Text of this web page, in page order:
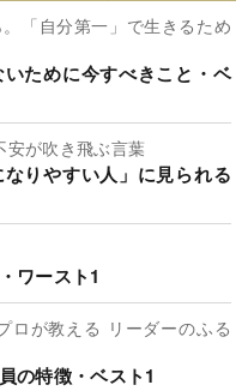
「自分第一」で生きるため
いために今すべきこと・ベ
が吹き飛ぶ言葉
りやすい人」に見られる
ワースト1
ロが教える リーダーのふる
の特徴・ベスト1